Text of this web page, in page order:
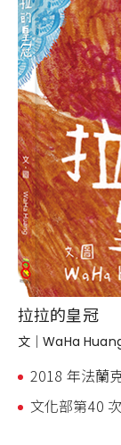
拉拉的皇冠
文｜WaHa
2018 年法蘭
文化部第40